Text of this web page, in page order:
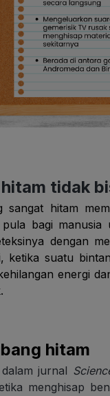
tidak
sangat hitam
bagi manusia
dengan
ketika suatu
energi
hitam
jurnal
menghisap